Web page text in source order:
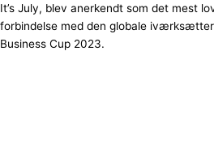
It’s July, blev anerkendt som det mest
forbindelse med den globale
Business Cup 2023.